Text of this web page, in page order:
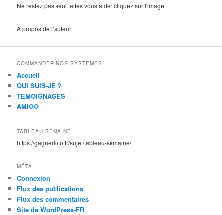
Ne restez pas seul faites vous aider cliquez sur l'image
À propos de l’auteur
COMMANDER NOS SYSTEMES
Accueil
QUI SUIS-JE ?
TEMOIGNAGES
AMIGO
TABLEAU SEMAINE
https://gagnerloto.fr/sujet/tableau-semaine/
MÉTA
Connexion
Flux des publications
Flux des commentaires
Site de WordPress-FR